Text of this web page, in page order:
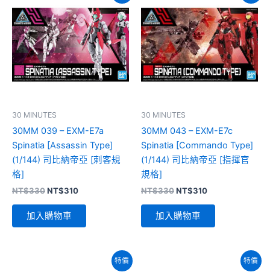
30 MINUTES
30MM 039 – EXM-E7a
Spinatia [Assassin Type]
(1/144) 司比納帝亞 [刺客規
格]
NT$330原
價
格：
NT$310目
加入購物車
30 MINUTES
30MM 043 – EXM-E7c
Spinatia [Commando Type]
(1/144) 司比納帝亞 [指揮官
規格]
NT$330原
價
格：
NT$310目
加入購物車
特價 特價